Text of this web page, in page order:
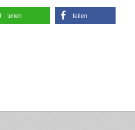
teilen teilen